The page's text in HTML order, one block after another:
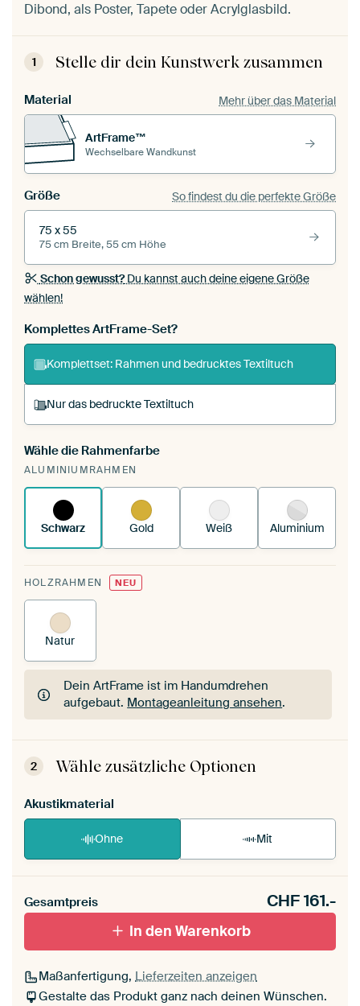
Dibond, als Poster, Tapete oder Acrylglasbild.
1 Stelle dir dein Kunstwerk zusammen
Material Mehr über das Material
ArtFrame™
Wechselbare Wandkunst
Größe So findest du die perfekte Größe
75 x 55
75 cm Breite, 55 cm Höhe
Schon gewusst?Du kannst auch deine eigene Größe
wählen!
Komplettes ArtFrame-Set?
Komplettset: Rahmen und bedrucktes Textiltuch
Nur das bedruckte Textiltuch
Du spannst einen wechselbaren Textiltuch in
deinen vorhandenen ArtFrame™.
funktioniert es.
Wähle die Rahmenfarbe
ALUMINIUMRAHMEN
Schwarz Gold Weiß Aluminium
HOLZRAHMEN NEU
Natur
Dein ArtFrame ist im Handumdrehen
aufgebaut. Montageanleitung ansehen.
Dein ArtFrame ist im Handumdrehen
aufgebaut.Montageanleitung ansehen
2 Wähle zusätzliche Optionen
Akustikmaterial
Ohne Mit
Gesamtpreis CHF161.-
In den Warenkorb
Maßanfertigung, Lieferzeiten anzeigen
Gestalte das Produkt ganz nach deinen Wünschen.